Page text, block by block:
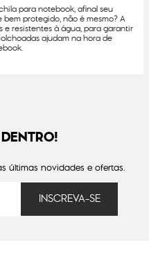
para notebook, afinal seu
protegido, não é mesmo? A
e resistentes à água, para garantir
ajudam na hora de
últimas novidades e ofertas.